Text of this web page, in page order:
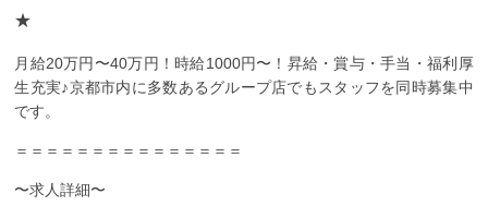
★
月給20万円〜40万円！時給1000円〜！昇給・賞与・手当・福利厚
生充実♪京都市内に多数あるグループ店でもスタッフを同時募集中
です。
＝＝＝＝＝＝＝＝＝＝＝＝＝＝＝
〜求人詳細〜